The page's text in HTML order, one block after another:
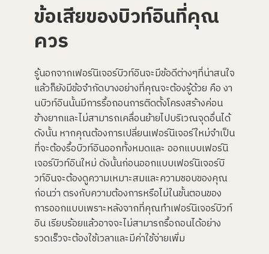
ข้อเสียของบิวท์อินที่คุณ
ควร
รู้นอกจากเฟอร์นิเจอร์บิวท์อินจะมีข้อดีต่างๆที่น่าสนใจ
แล้วก็ยังมีข้อจำกัดบางอย่างที่คุณจะต้องรู้ด้วย คือ งา
นบิวท์อินนั้นมีการรื้อถอนการติดตั้งโครงสร้างค่อน
ข้างยากและไม่สามารถเคลื่อนย้ายไปบริเวณจุดอื่นได้
ดังนั้น หากคุณต้องการเปลี่ยนเฟอร์นิเจอร์ใหม่จำเป็น
ที่จะต้องรื้อบิวท์อินออกทั้งหมดและ ออกแบบเฟอร์นิ
เจอร์บิวท์อินใหม่ ดังนั้นก่อนออกแบบเฟอร์นิเจอร์บิ
วท์อินจะต้องดูความเหมาะสมและความชอบของคุณ
ก่อนว่า ตรงกับความต้องการหรือไม่ในขั้นตอนของ
การออกแบบเพราะหลังจากที่คุณทำเฟอร์นิเจอร์บิวท์
อิน เรียบร้อยแล้วอาจจะไม่สามารถรื้อถอนได้อย่าง
รวดเร็วจะต้องใช้เวลาและมีค่าใช้จ่ายเพิ่ม